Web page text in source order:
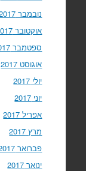
נובמבר 2017
אוקטובר 2017
ספטמבר 2017
אוגוסט 2017
יולי 2017
יוני 2017
אפריל 2017
מרץ 2017
פברואר 2017
ינואר 2017